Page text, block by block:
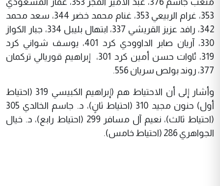
353، غرام الربيعي 353، غنام محمد خضر 344، سعد محمد
342، رافد عزيز القريشي 337، ابتهال بليبل 334، جبار الكواز
330، آريان صابر الداوودي كرد 401، يوسف شواني كرد
319، ئاوات حسن أمين كرد 301، إبراهيم قوريالي تركمان
377، روند بولص سريان 556.
وأشار إلى أن الاحتياط هم (إبراهيم الكبيسي 319 (احتياط
أول) حنون مجيد 310 (احتياط ثانٍ)، د. جاسم الخالدي 305
(احتياط ثالث)، نعيم آل مسافر 299 (احتياط رابع)، د. خيال
الجواهري 286 (احتياط خامس).